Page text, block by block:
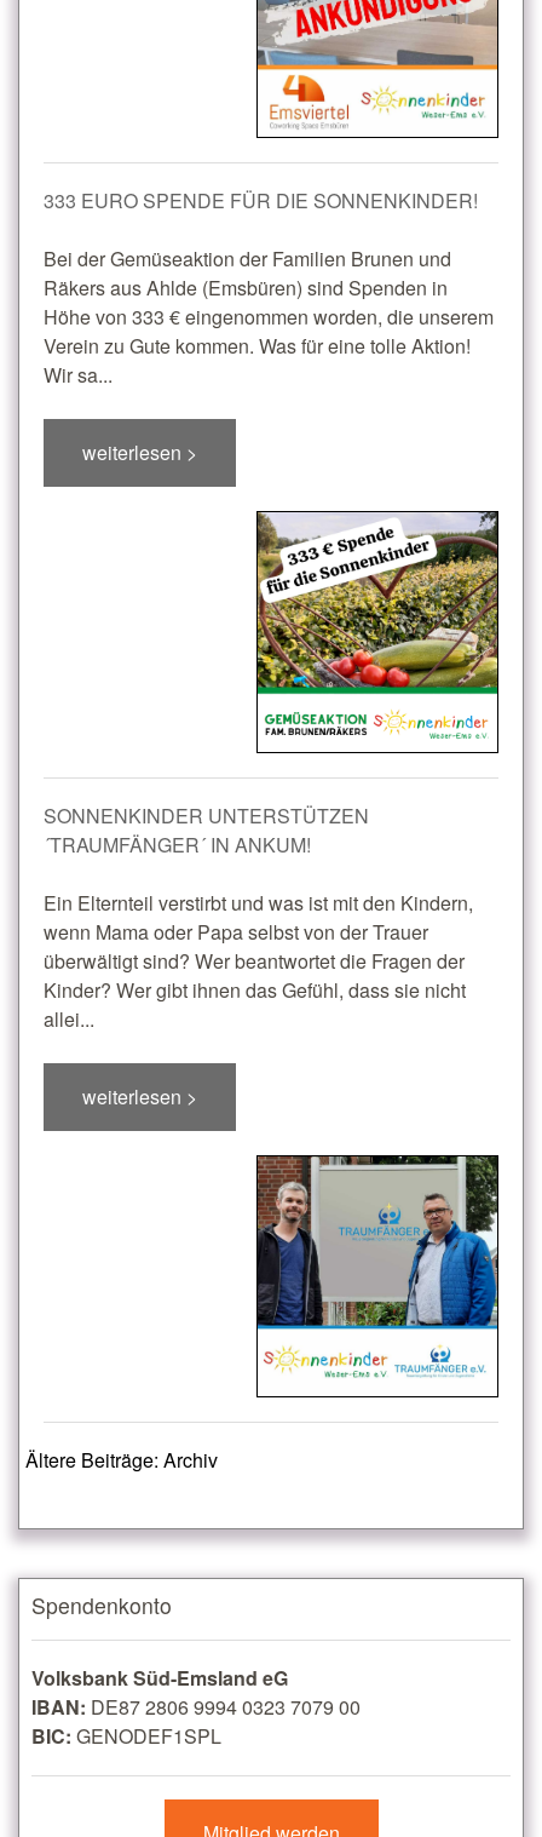
333 EURO SPENDE FÜR DIE SONNENKINDER!
Bei der Gemüseaktion der Familien Brunen und
Räkers aus Ahlde (Emsbüren) sind Spenden in
Höhe von 333 € eingenommen worden, die unserem
Verein zu Gute kommen. Was für eine tolle Aktion!
Wir sa...
weiterlesen >
SONNENKINDER UNTERSTÜTZEN
´TRAUMFÄNGER´ IN ANKUM!
Ein Elternteil verstirbt und was ist mit den Kindern,
wenn Mama oder Papa selbst von der Trauer
überwältigt sind? Wer beantwortet die Fragen der
Kinder? Wer gibt ihnen das Gefühl, dass sie nicht
allei...
weiterlesen >
Ältere Beiträge: Archiv
Spendenkonto
Volksbank Süd-Emsland eG
IBAN: DE87 2806 9994 0323 7079 00
BIC: GENODEF1SPL